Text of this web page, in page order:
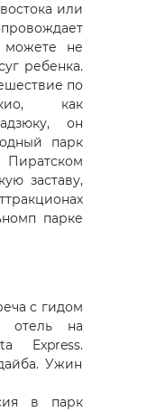
или
можете не
ребенка.
по
как
он
парк
Пиратском
заставу,
парке
с гидом
отель на
Express.
Ужин
в парк